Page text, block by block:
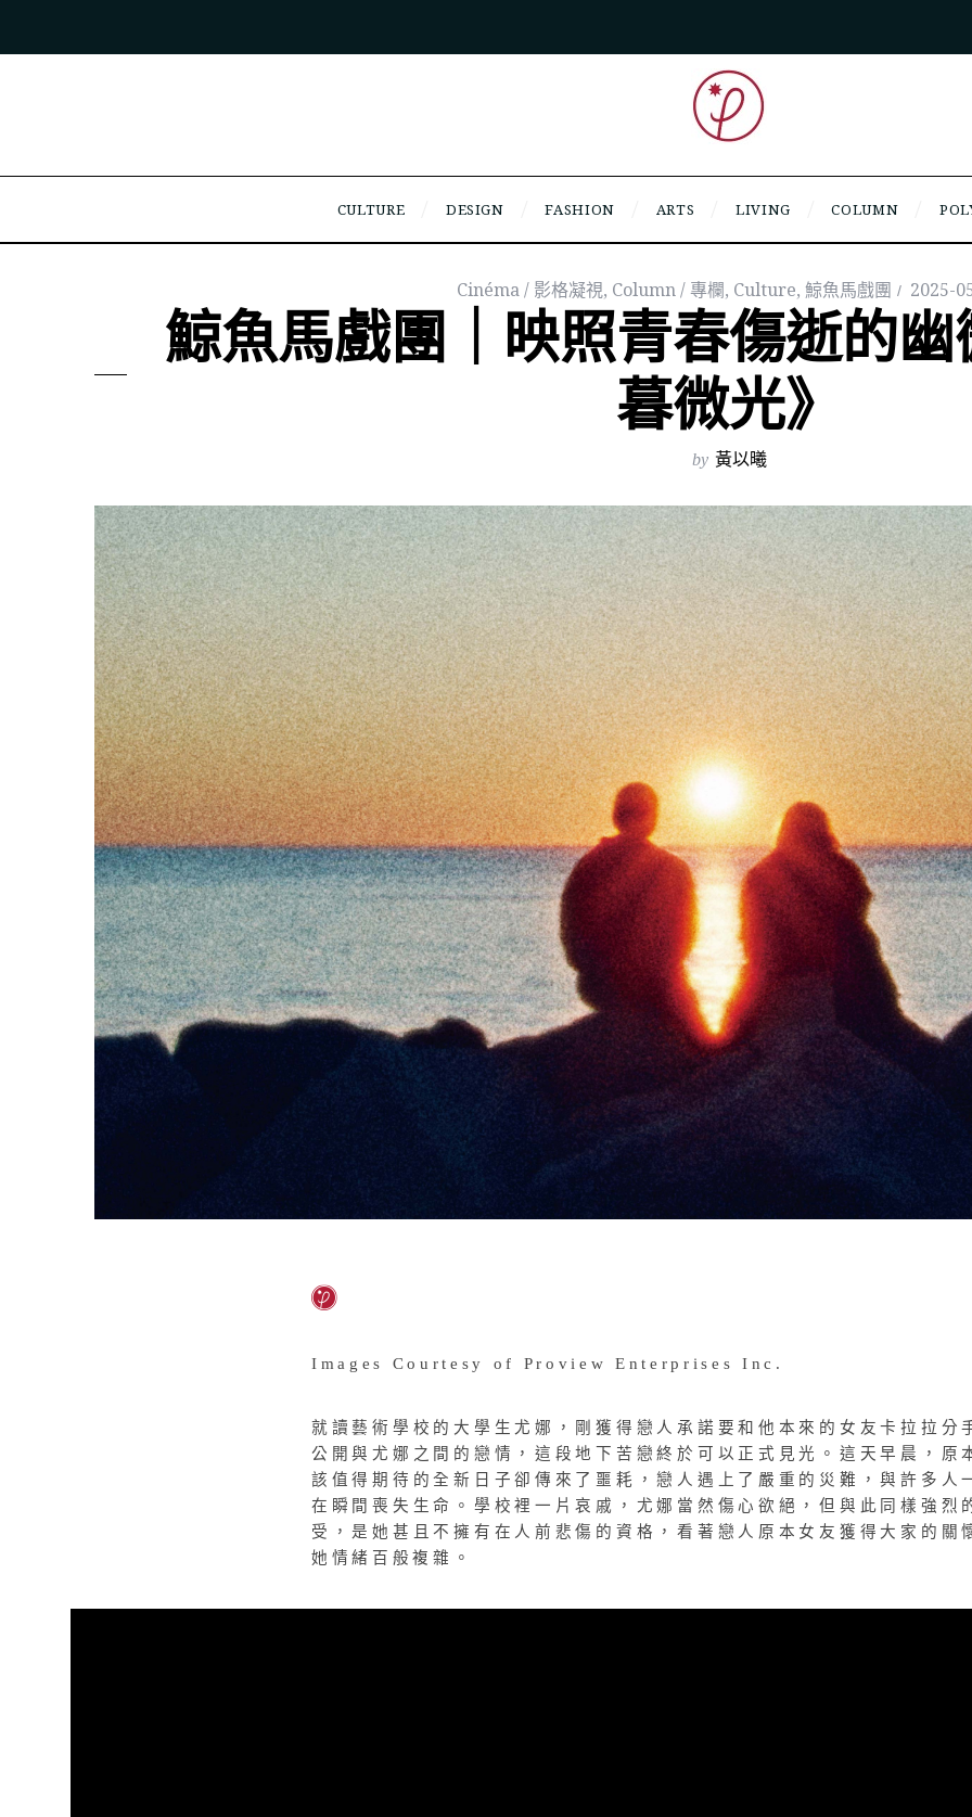
CULTURE DESIGN FASHION ARTS LIVING COLUMN
Cinéma / 影格凝視, Column / 專欄, Culture, 鯨魚馬戲團 2025-
鯨魚馬戲團｜映照青春傷逝的
暮微光》
by 黃以曦
Images Courtesy of Proview Enterprises Inc.
就讀藝術學校的大學生尤娜，剛獲得戀人承諾要和他本來的女友卡拉拉分
公開與尤娜之間的戀情，這段地下苦戀終於可以正式見光。這天早晨，原
該值得期待的全新日子卻傳來了噩耗，戀人遇上了嚴重的災難，與許多人
在瞬間喪失生命。學校裡一片哀戚，尤娜當然傷心欲絕，但與此同樣強烈
受，是她甚且不擁有在人前悲傷的資格，看著戀人原本女友獲得大家的關
她情緒百般複雜。